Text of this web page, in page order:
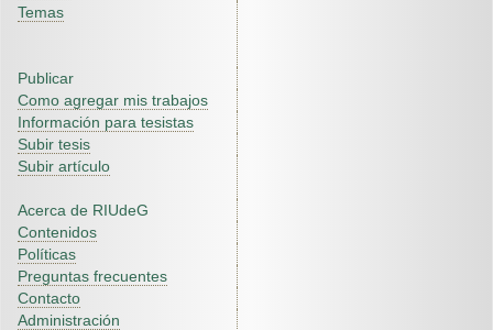
Temas
Publicar
Como agregar mis trabajos
Información para tesistas
Subir tesis
Subir artículo
Acerca de RIUdeG
Contenidos
Políticas
Preguntas frecuentes
Contacto
Administración